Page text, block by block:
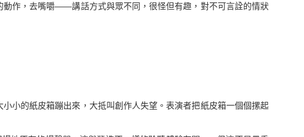
作，去嘴嚼——講話方式與眾不同，很怪但有趣，對不可言詮的情狀
小的紙皮箱蹦出來，大抵叫創作人失望。表演者把紙皮箱一個個摞起